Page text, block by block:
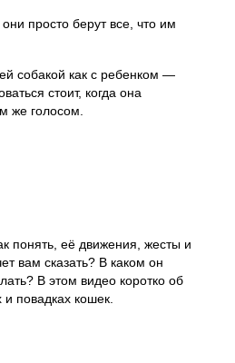
просто берут все, что им
собакой как с ребенком —
стоит, когда она
же голосом.
понять, её движения, жесты и
вам сказать? В каком он
В этом видео коротко об
повадках кошек.